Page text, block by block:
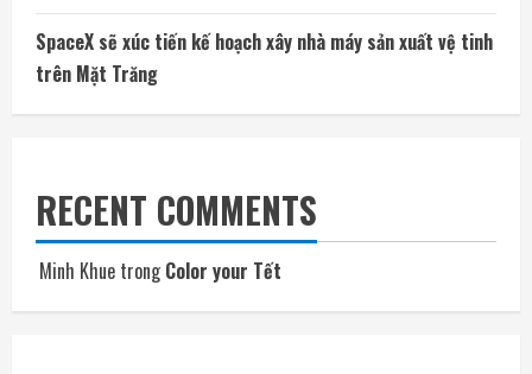
SpaceX sẽ xúc tiến kế hoạch xây nhà máy sản xuất vệ tinh
trên Mặt Trăng
RECENT COMMENTS
Minh Khue trongColor your Tết